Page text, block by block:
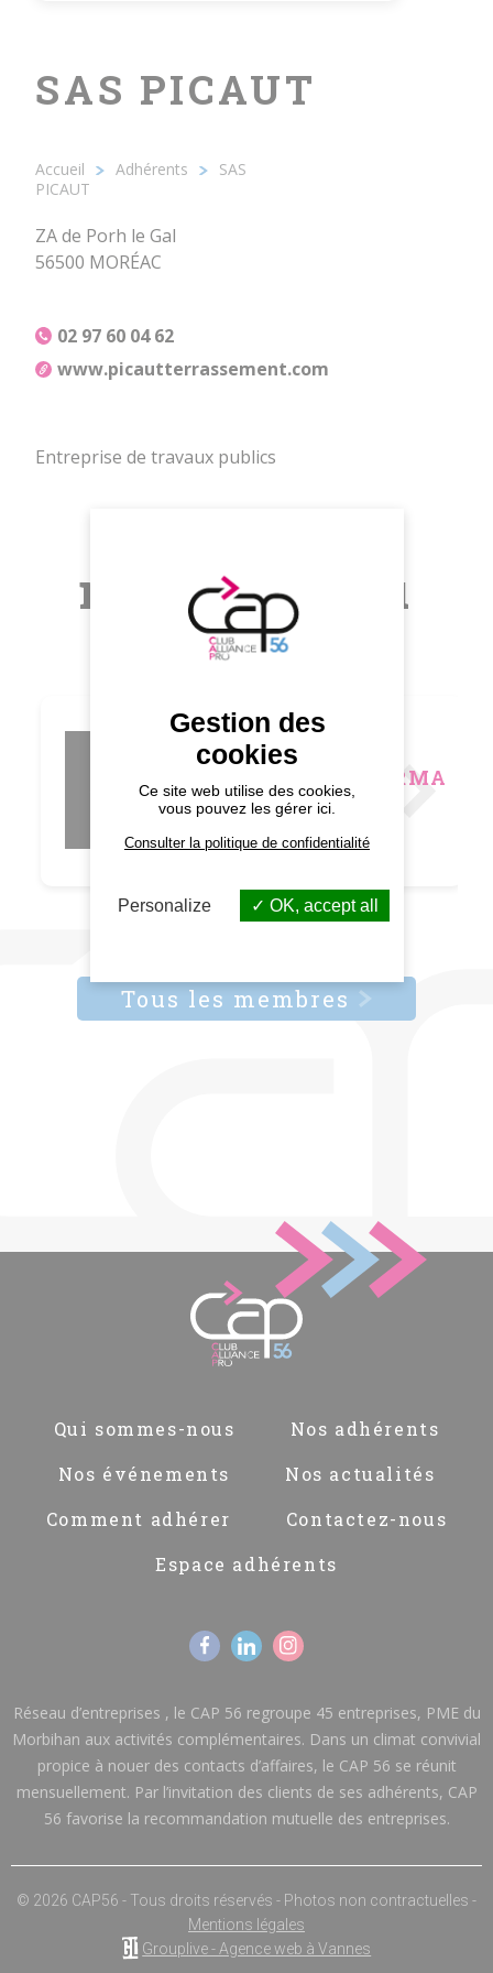
SAS PICAUT
Fil
Accueil Adhérents
SAS
PICAUT
ZA de Porh le Gal
56500 MORÉAC
02 97 60 04 62
www.picautterrassement.com
Entreprise de travaux publics
membres du
CAP 56
VANEODERMA
Cabinet de soins
Tous les membres
Qui sommes-nous
Nos adhérents
Nos événements
Nos actualités
Comment adhérer
Contactez-nous
Espace adhérents
Réseau d’entreprises , le CAP 56 regroupe 45 entreprises, PME du
Morbihan aux activités complémentaires. Dans un climat convivial
propice à nouer des contacts d’affaires, le CAP 56 se réunit
mensuellement. Par l’invitation des clients de ses adhérents, CAP
56 favorise la recommandation mutuelle des entreprises.
© 2026 CAP56 - Tous droits réservés - Photos non contractuelles -
Mentions légales
Grouplive - Agence web à Vannes
Gestion des
cookies
Ce site web utilise des cookies,
vous pouvez les gérer ici.
Consulter la politique de confidentialité
Personalize OK, accept all